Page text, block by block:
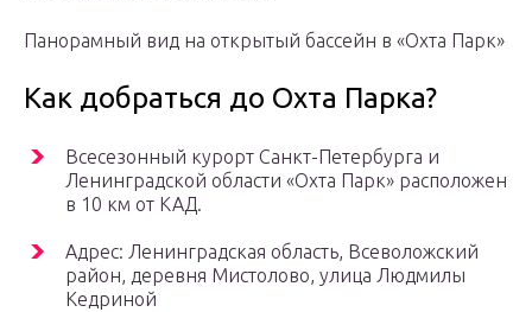
Панорамный вид на открытый бассейн в «Охта Парк»
Как добраться до Охта Парка?
Всесезонный курорт Санкт-Петербурга и
Ленинградской области «Охта Парк» расположен
в 10 км от КАД.
Адрес: Ленинградская область, Всеволожский
район, деревня Мистолово, улица Людмилы
Кедриной